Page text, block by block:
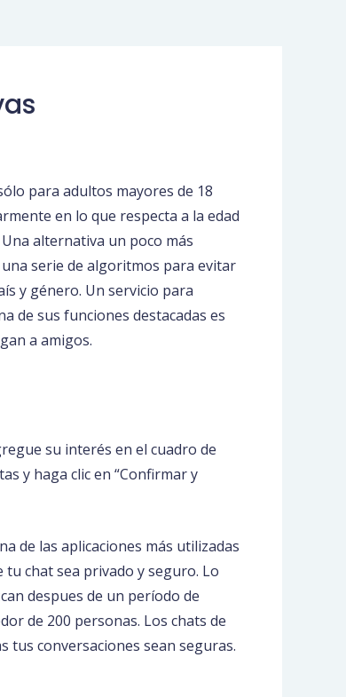
para adultos mayores de 18
en lo que respecta a la edad
alternativa un poco más
serie de algoritmos para evitar
y género. Un servicio para
de sus funciones destacadas es
a amigos.
su interés en el cuadro de
y haga clic en “Confirmar y
de las aplicaciones más utilizadas
chat sea privado y seguro. Lo
despues de un período de
de 200 personas. Los chats de
tus conversaciones sean seguras.